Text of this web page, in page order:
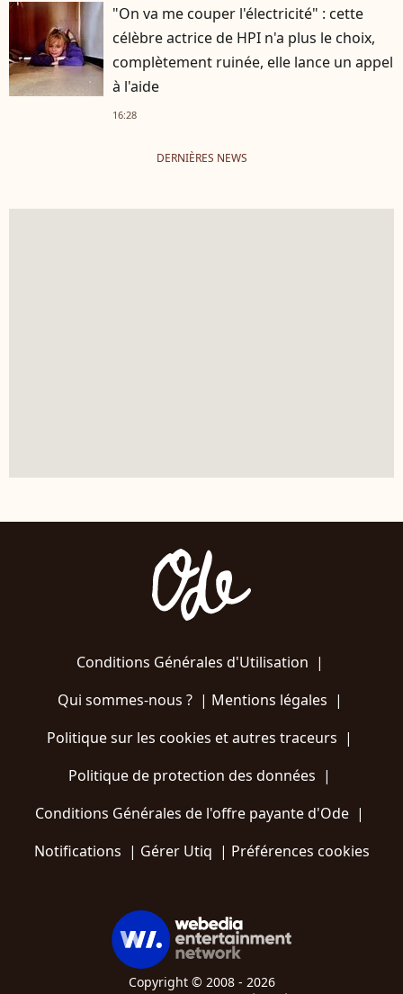
"On va me couper l'électricité" : cette
célèbre actrice de HPI n'a plus le choix,
complètement ruinée, elle lance un appel
à l'aide
16:28
DERNIÈRES NEWS
Conditions Générales d'Utilisation |
Qui sommes-nous ?| Mentions légales |
Politique sur les cookies et autres traceurs |
Politique de protection des données |
Conditions Générales de l'offre payante d'Ode |
Notifications | Gérer Utiq | Préférences cookies
Copyright © 2008 - 2026